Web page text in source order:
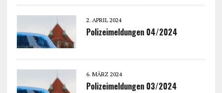
2. APRIL 2024
Polizeimeldungen 04/2024
6. MÄRZ 2024
Polizeimeldungen 03/2024